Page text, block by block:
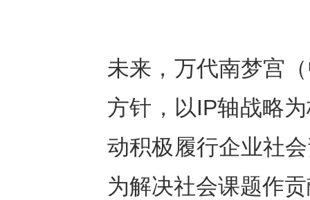
未来，万代南梦宫
方针，以IP轴战略
动积极履行企业社
为解决社会课题作